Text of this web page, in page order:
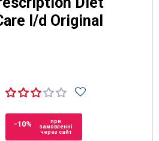
l/d Original
-10%
при
замовленні
через сайт